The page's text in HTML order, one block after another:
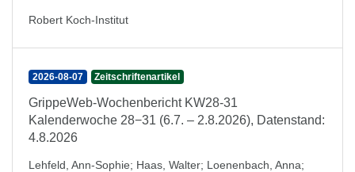
Robert Koch-Institut
2026-08-07 Zeitschriftenartikel
GrippeWeb-Wochenbericht KW28-31
Kalenderwoche 28−31 (6.7. – 2.8.2026), Datenstand:
4.8.2026
Lehfeld, Ann-Sophie; Haas, Walter; Loenenbach, Anna;